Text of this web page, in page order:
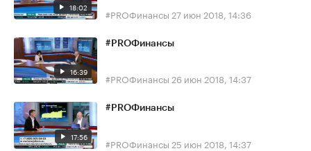
18:02 #PROФинансы 27 июн 2018, 14:36
16:39
#PROФинансы
#PROФинансы 26 июн 2018, 14:37
17:56
#PROФинансы
#PROФинансы 25 июн 2018, 14:37